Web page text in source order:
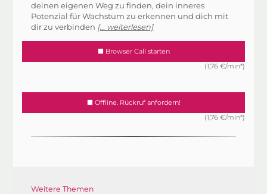
deinen eigenen Weg zu finden, dein inneres
Potenzial für Wachstum zu erkennen und dich mit
dir zu verbinden [... weiterlesen]
Browser Call starten
(1,76 €/min*)
Offline. Rückruf anfordern!
(1,76 €/min*)
Weitere Themen